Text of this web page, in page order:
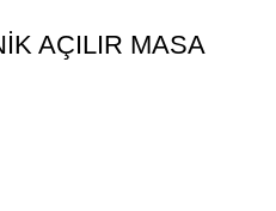
AÇILIR MASA